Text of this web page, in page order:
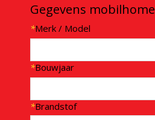
Gegevens mobilhome
*Merk / Model
*Bouwjaar
*Brandstof